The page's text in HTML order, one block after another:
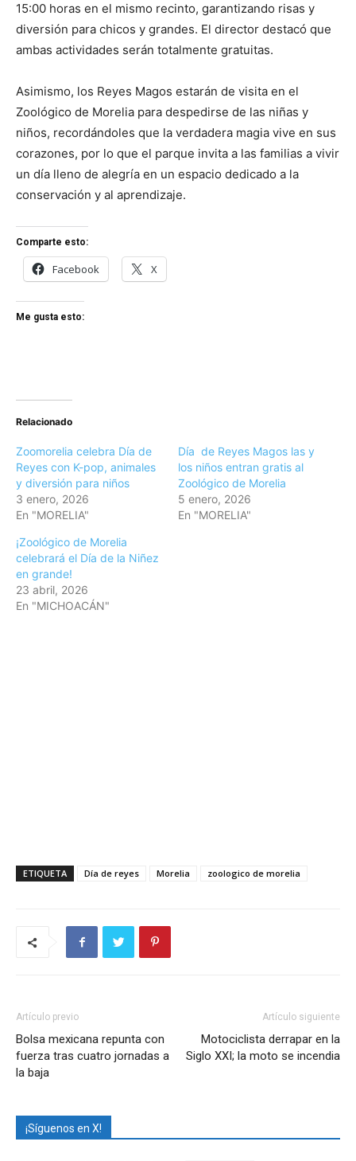
15:00 horas en el mismo recinto, garantizando risas y
diversión para chicos y grandes. El director destacó que
ambas actividades serán totalmente gratuitas.
Asimismo, los Reyes Magos estarán de visita en el
Zoológico de Morelia para despedirse de las niñas y
niños, recordándoles que la verdadera magia vive en sus
corazones, por lo que el parque invita a las familias a vivir
un día lleno de alegría en un espacio dedicado a la
conservación y al aprendizaje.
Comparte esto:
Facebook X
Me gusta esto:
Relacionado
Zoomorelia celebra Día de
Reyes con K-pop, animales
y diversión para niños
3 enero, 2026
En "MORELIA"
Día de Reyes Magos las y
los niños entran gratis al
Zoológico de Morelia
5 enero, 2026
En "MORELIA"
¡Zoológico de Morelia
celebrará el Día de la Niñez
en grande!
23 abril, 2026
En "MICHOACÁN"
ETIQUETA Día de reyes Morelia zoologico de morelia
Artículo previo
Bolsa mexicana repunta con
fuerza tras cuatro jornadas a
la baja
Artículo siguiente
Motociclista derrapar en la
Siglo XXI; la moto se incendia
¡Síguenos en X!